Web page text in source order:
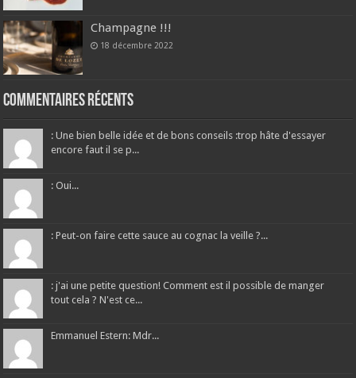
Champagne !!!
18 décembre 2022
Commentaires récents
: Une bien belle idée et de bons conseils :trop hâte d'essayer
encore faut il se p...
: Oui...
: Peut-on faire cette sauce au cognac la veille ?...
: j'ai une petite question! Comment est il possible de manger
tout cela ? N'est ce...
Emmanuel Estern: Mdr...